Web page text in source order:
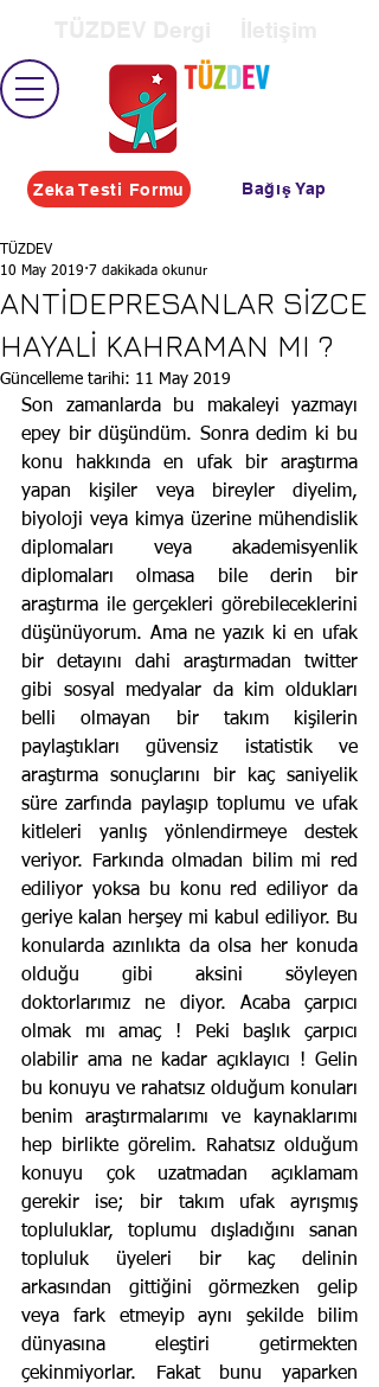
Zeka Testi Formu Bağış Yap
ANTİDEPRESANLAR SİZCE
HAYALİ KAHRAMAN MI ?
TÜZDEV
10 May 2019 7 dakikada okunur
Güncelleme tarihi: 11 May 2019
Son zamanlarda bu makaleyi yazmayı
epey bir düşündüm. Sonra dedim ki bu
konu hakkında en ufak bir araştırma
yapan kişiler veya bireyler diyelim,
biyoloji veya kimya üzerine mühendislik
diplomaları veya akademisyenlik
diplomaları olmasa bile derin bir
araştırma ile gerçekleri görebileceklerini
düşünüyorum. Ama ne yazık ki en ufak
bir detayını dahi araştırmadan twitter
gibi sosyal medyalar da kim oldukları
belli olmayan bir takım kişilerin
paylaştıkları güvensiz istatistik ve
araştırma sonuçlarını bir kaç saniyelik
süre zarfında paylaşıp toplumu ve ufak
kitleleri yanlış yönlendirmeye destek
veriyor. Farkında olmadan bilim mi red
ediliyor yoksa bu konu red ediliyor da
geriye kalan herşey mi kabul ediliyor. Bu
konularda azınlıkta da olsa her konuda
olduğu gibi aksini söyleyen
doktorlarımız ne diyor. Acaba çarpıcı
olmak mı amaç ! Peki başlık çarpıcı
olabilir ama ne kadar açıklayıcı ! Gelin
bu konuyu ve rahatsız olduğum konuları
benim araştırmalarımı ve kaynaklarımı
hep birlikte görelim. Rahatsız olduğum
konuyu çok uzatmadan açıklamam
gerekir ise; bir takım ufak ayrışmış
topluluklar, toplumu dışladığını sanan
topluluk üyeleri bir kaç delinin
arkasından gittiğini görmezken gelip
veya fark etmeyip aynı şekilde bilim
dünyasına eleştiri getirmekten
çekinmiyorlar. Fakat bunu yaparken